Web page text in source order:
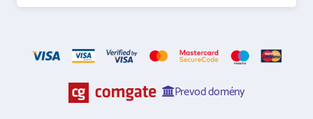
Prevod domény